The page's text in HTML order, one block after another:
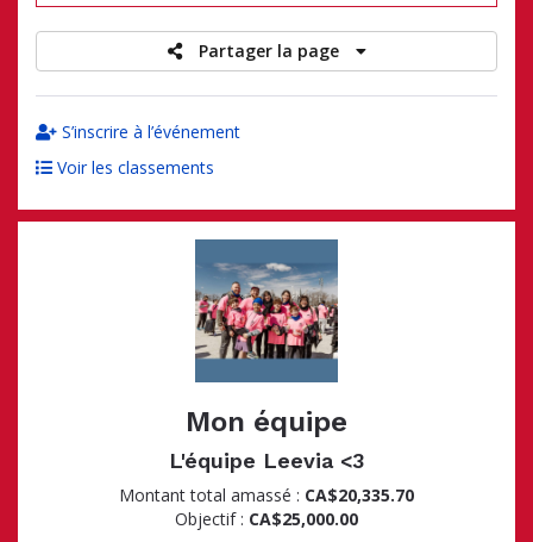
Partager la page
S’inscrire à l’événement
Voir les classements
Mon équipe
L'équipe Leevia <3
Montant total amassé : CA$20,335.70
Objectif : CA$25,000.00